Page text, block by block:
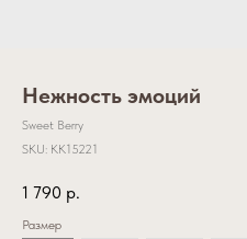
Нежность эмоций
Sweet Berry
SKU: KK15221
1 790 р.
Размер